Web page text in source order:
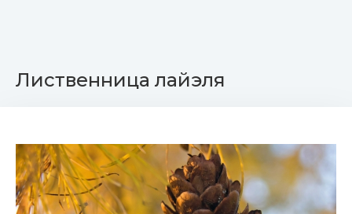
Лиственница лайэля